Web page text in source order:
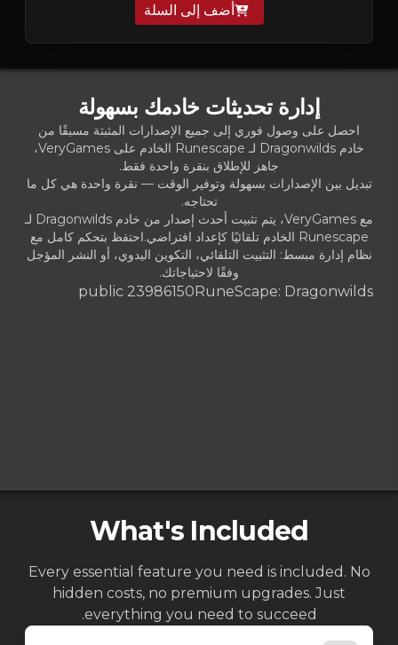
أضف إلى السلة
إدارة تحديثات خادمك بسهولة
احصل على وصول فوري إلى جميع الإصدارات المثبتة مسبقًا من
خادم Dragonwilds لـ Runescape الخادم على VeryGames،
جاهز للإطلاق بنقرة واحدة فقط.
تبديل بين الإصدارات بسهولة وتوفير الوقت — نقرة واحدة هي كل ما
تحتاجه.
مع VeryGames، يتم تثبيت أحدث إصدار من خادم Dragonwilds لـ
Runescape الخادم تلقائيًا كإعداد افتراضي.احتفظ بتحكم كامل مع
نظام إدارة مبسط: التثبيت التلقائي، التكوين اليدوي، أو النشر المؤجل
وفقًا لاحتياجاتك.
RuneScape: Dragonwilds
public 23986150
What's Included
Every essential feature you need is included. No
hidden costs, no premium upgrades. Just
everything you need to succeed.